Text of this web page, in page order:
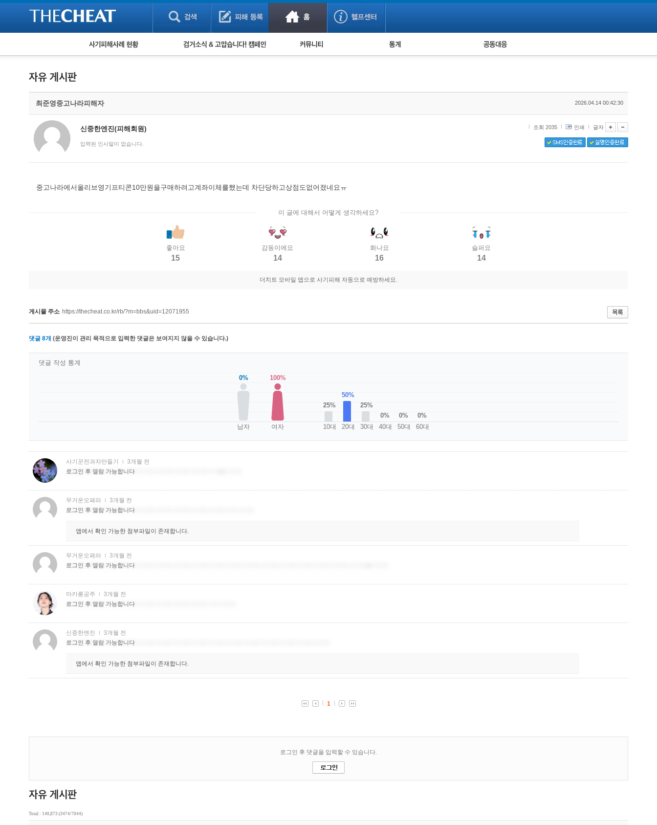
피해사례 현황
보이스피싱 피해사례
유해사이트 목록
비공개 피해사례
워킹홀리데이 피해사례
검거 소식 사기 예방했어요! 누적 피해사례 통계 피해자 공동대응
최준영중고나라피해자 2026.04.14 00:42:30
신중한엔진(피해회원)
입력된 인사말이 없습니다.
조회 2035 인쇄 글자
중고나라에서올리브영기프티콘10만원을구매하려고계좌이체를했는데 차단당하고상점도없어졌네요ㅠ
이 글에 대해서 어떻게 생각하세요?
좋아요
15
감동이에요
14
화나요
16
슬퍼요
14
더치트 모바일 앱으로 사기피해 자동으로 예방하세요.
게시물 주소 https://thecheat.co.kr/rb/?m=bbs&uid=12071955
댓글 8개 (운영진이 관리 목적으로 입력한 댓글은 보여지지 않을 수 있습니다.)
0%
남자
100%
여자
25%
10대
50%
20대
25%
30대
0%
40대
0%
50대
0%
60대
댓글 작성 통계
Total : 140,873 (3474/7044)